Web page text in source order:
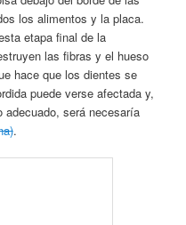
los alimentos y la placa.
etapa final de la
las fibras y el hueso
hace que los dientes se
puede verse afectada y,
será necesaría
.